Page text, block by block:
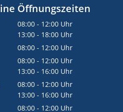
Öffnungszeiten
08:00 - 12:00 Uhr
Von 08:00 bis 12:00 Uhr
13:00 - 18:00 Uhr
Von 13:00 bis 18:00 Uhr
08:00 - 12:00 Uhr
Von 08:00 bis 12:00 Uhr
08:00 - 12:00 Uhr
Von 08:00 bis 12:00 Uhr
13:00 - 16:00 Uhr
Von 13:00 bis 16:00 Uhr
08:00 - 12:00 Uhr
Von 08:00 bis 12:00 Uhr
13:00 - 16:00 Uhr
Von 13:00 bis 16:00 Uhr
08:00 - 12:00 Uhr